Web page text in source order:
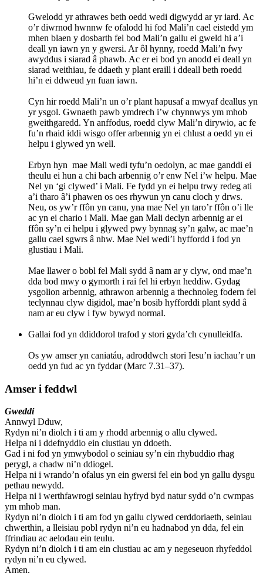
Gwelodd yr athrawes beth oedd wedi digwydd ar yr iard. Ac
o’r diwrnod hwnnw fe ofalodd hi fod Mali’n cael eistedd ym
mhen blaen y dosbarth fel bod Mali’n gallu ei gweld hi a’i
deall yn iawn yn y gwersi. Ar ôl hynny, roedd Mali’n fwy
awyddus i siarad â phawb. Ac er ei bod yn anodd ei deall yn
siarad weithiau, fe ddaeth y plant eraill i ddeall beth roedd
hi’n ei ddweud yn fuan iawn.
Cyn hir roedd Mali’n un o’r plant hapusaf a mwyaf deallus yn
yr ysgol. Gwnaeth pawb ymdrech i’w chynnwys ym mhob
gweithgaredd. Yn anffodus, roedd clyw Mali’n dirywio, ac fe
fu’n rhaid iddi wisgo offer arbennig yn ei chlust a oedd yn ei
helpu i glywed yn well.
Erbyn hyn mae Mali wedi tyfu’n oedolyn, ac mae ganddi ei
theulu ei hun a chi bach arbennig o’r enw Nel i’w helpu. Mae
Nel yn ‘gi clywed’ i Mali. Fe fydd yn ei helpu trwy redeg ati
a’i tharo â’i phawen os oes rhywun yn canu cloch y drws.
Neu, os yw’r ffôn yn canu, yna mae Nel yn taro’r ffôn o’i lle
ac yn ei chario i Mali. Mae gan Mali declyn arbennig ar ei
ffôn sy’n ei helpu i glywed pwy bynnag sy’n galw, ac mae’n
gallu cael sgwrs â nhw. Mae Nel wedi’i hyffordd i fod yn
glustiau i Mali.
Mae llawer o bobl fel Mali sydd â nam ar y clyw, ond mae’n
dda bod mwy o gymorth i rai fel hi erbyn heddiw. Gydag
ysgolion arbennig, athrawon arbennig a thechnoleg fodern fel
teclynnau clyw digidol, mae’n bosib hyfforddi plant sydd â
nam ar eu clyw i fyw bywyd normal.
Gallai fod yn ddiddorol trafod y stori gyda’ch cynulleidfa.
Os yw amser yn caniatáu, adroddwch stori Iesu’n iachau’r un
oedd yn fud ac yn fyddar (Marc 7.31–37).
Amser i feddwl
Gweddi
Annwyl Dduw,
Rydyn ni’n diolch i ti am y rhodd arbennig o allu clywed.
Helpa ni i ddefnyddio ein clustiau yn ddoeth.
Gad i ni fod yn ymwybodol o seiniau sy’n ein rhybuddio rhag
perygl, a chadw ni’n ddiogel.
Helpa ni i wrando’n ofalus yn ein gwersi fel ein bod yn gallu dysgu
pethau newydd.
Helpa ni i werthfawrogi seiniau hyfryd byd natur sydd o’n cwmpas
ym mhob man.
Rydyn ni’n diolch i ti am fod yn gallu clywed cerddoriaeth, seiniau
chwerthin, a lleisiau pobl rydyn ni’n eu hadnabod yn dda, fel ein
ffrindiau ac aelodau ein teulu.
Rydyn ni’n diolch i ti am ein clustiau ac am y negeseuon rhyfeddol
rydyn ni’n eu clywed.
Amen.